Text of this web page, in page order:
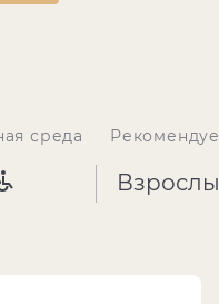
среда